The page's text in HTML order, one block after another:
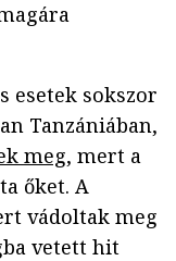
esetek sokszor
Tanzániában,
meg, mert a
őket. A
vádoltak meg
vetett hit